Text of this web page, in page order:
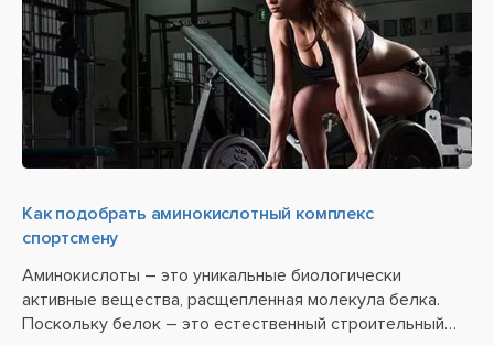
Как подобрать аминокислотный комплекс
спортсмену
Аминокислоты – это уникальные биологически
активные вещества, расщепленная молекула белка.
Поскольку белок – это естественный строительный